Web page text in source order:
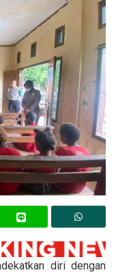
diri dengan